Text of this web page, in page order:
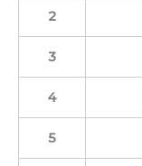
2
3
4
5